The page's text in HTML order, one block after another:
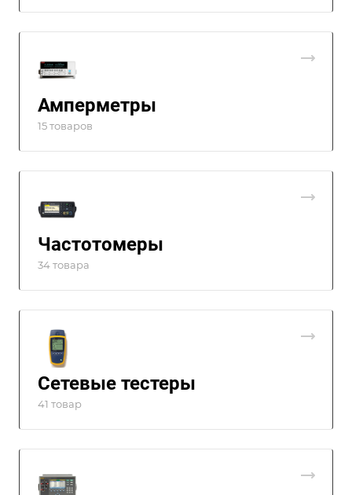
Амперметры
15 товаров
Частотомеры
34 товара
Сетевые тестеры
41 товар